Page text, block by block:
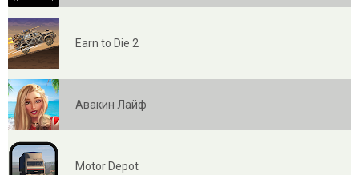
Earn to Die 2
Авакин Лайф
Motor Depot